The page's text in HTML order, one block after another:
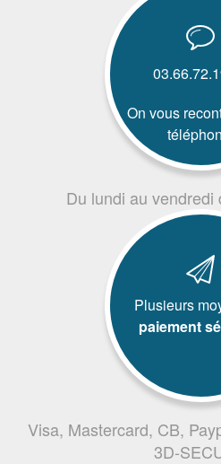
On vous
Du lundi au vendredi
Plusieurs
paiement
Visa, Mastercard, CB,
3D-